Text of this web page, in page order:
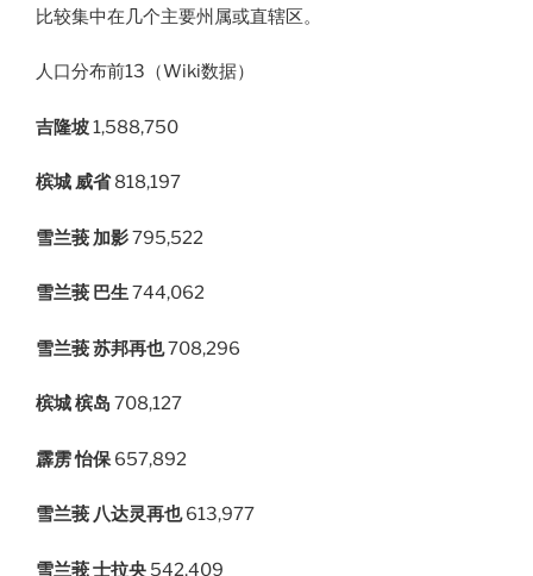
比较集中在几个主要州属或直辖区。
人口分布前13（Wiki数据​）
吉隆坡1,588,750
槟城 威省818,197
雪兰莪 加影795,522
雪兰莪 巴生744,062
雪兰莪 苏邦再也708,296
槟城 槟岛 708,127
霹雳 怡保657,892
雪兰莪 八达灵再也613,977
雪兰莪 士拉央 542,409